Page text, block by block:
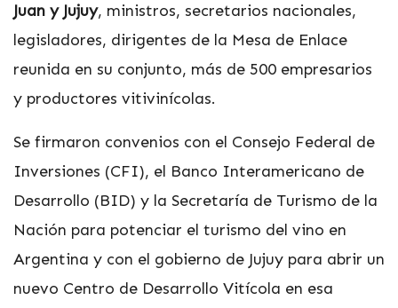
Juan y Jujuy, ministros, secretarios nacionales,
legisladores, dirigentes de la Mesa de Enlace
reunida en su conjunto, más de 500 empresarios
y productores vitivinícolas.
Se firmaron convenios con el Consejo Federal de
Inversiones (CFI), el Banco Interamericano de
Desarrollo (BID) y la Secretaría de Turismo de la
Nación para potenciar el turismo del vino en
Argentina y con el gobierno de Jujuy para abrir un
nuevo Centro de Desarrollo Vitícola en esa